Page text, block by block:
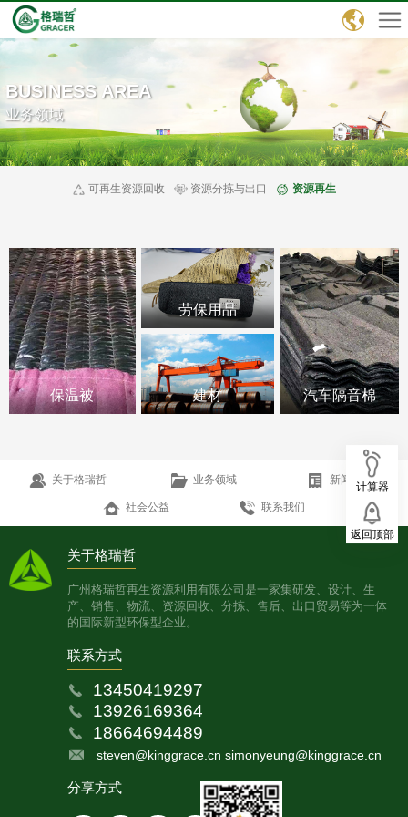
English
BUSINESS AREA
业务领域
可再生资源回收 资源分拣与出口 资源再生
保温被
劳保用品
建材 汽车隔音棉
关于格瑞哲 业务领域 新闻中心
社会公益 联系我们
关于格瑞哲
广州格瑞哲再生资源利用有限公司是一家集研发、设计、生
产、销售、物流、资源回收、分拣、售后、出口贸易等为一体
的国际新型环保型企业。
联系方式
13450419297
13926169364
18664694489
steven@kinggrace.cn simonyeung@kinggrace.cn
分享方式
计算器
返回顶部